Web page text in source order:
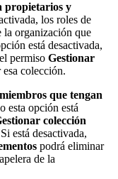
propietarios y
los roles de
la organización que
está desactivada,
permiso Gestionar
colección.
que tengan
esta opción está
colección
está desactivada,
podrá eliminar
de la